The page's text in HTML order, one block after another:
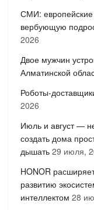
СМИ: европейские
вербующую
2026
Двое мужчин
Алматинской
Роботы-
2026
Июль и август —
создать дома
дышать 29 июля,
HONOR
развитию
интеллектом 28